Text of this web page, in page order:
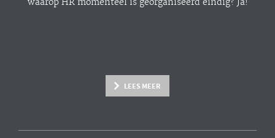
LEES MEER